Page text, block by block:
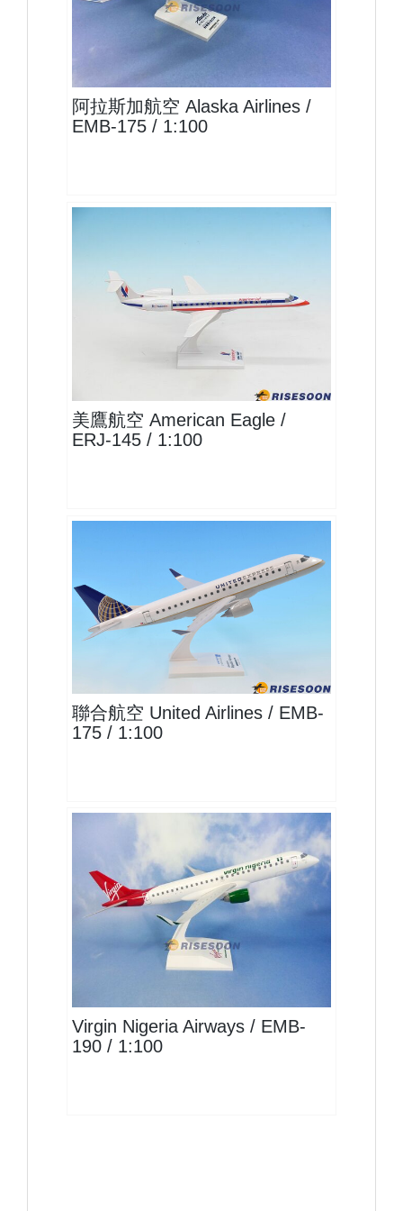
ASA10E175P01 $2400
阿拉斯加航空 Alaska Airlines /
EMB-175 / 1:100
EGF10E145P01
美鷹航空 American Eagle /
ERJ-145 / 1:100
UAL10E175
聯合航空 United Airlines / EMB-
175 / 1:100
VIR10E190P01 $1500
Virgin Nigeria Airways / EMB-
190 / 1:100